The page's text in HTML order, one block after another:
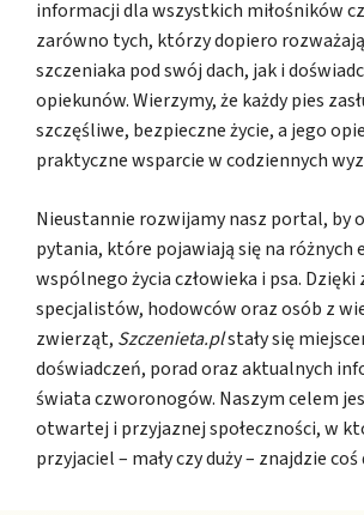
informacji dla wszystkich miłośników
zarówno tych, którzy dopiero
szczeniaka pod swój dach, jak i
opiekunów. Wierzymy, że każdy pies
szczęśliwe, bezpieczne życie, a jego
praktyczne wsparcie w codziennych
Nieustannie rozwijamy nasz portal, by
pytania, które pojawiają się na różnych
wspólnego życia człowieka i psa.
specjalistów, hodowców oraz osób z
zwierząt, Szczenieta.plstały się
doświadczeń, porad oraz aktualnych
świata czworonogów. Naszym celem
otwartej i przyjaznej społeczności, w
przyjaciel – mały czy duży – znajdzie coś